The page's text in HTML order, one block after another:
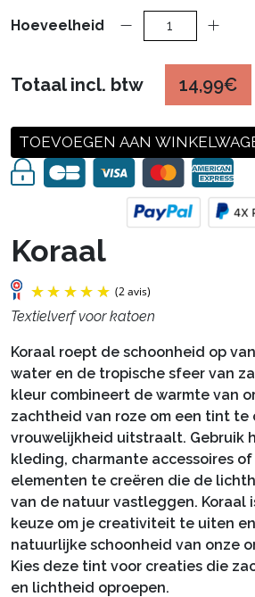
Koraal
(2 avis)
Textielverf voor katoen
Koraal roept de schoonheid op
water en de tropische sfeer van
kleur combineert de warmte van
zachtheid van roze om een tint te
vrouwelijkheid uitstraalt. Gebruik
kleding, charmante accessoires
elementen te creëren die de
van de natuur vastleggen. Koraal
keuze om je creativiteit te uiten
natuurlijke schoonheid van onze
Kies deze tint voor creaties die
en lichtheid oproepen.
Hoeveelheid
Totaal incl. btw 14,99€
TOEVOEGEN AAN